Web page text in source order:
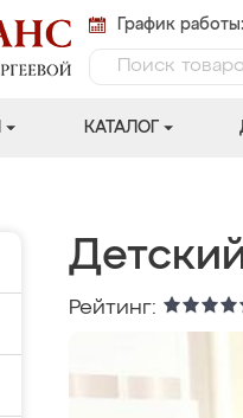
График
КАТАЛОГ
Рейтинг: